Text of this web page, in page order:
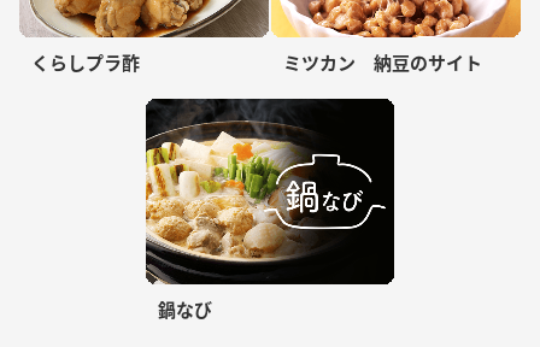
くらしプラ酢 ミツカン 納豆のサイト
鍋なび